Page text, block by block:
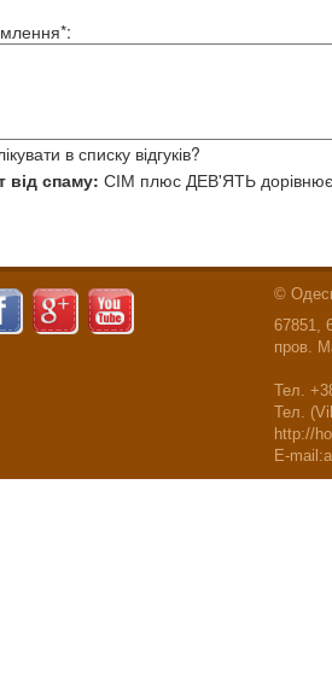
в списку відгуків?
від спаму: СІМ плюс ДЕВ'ЯТЬдорівнює
©
67851,
пров.
Тел.
Тел.
http://
E-